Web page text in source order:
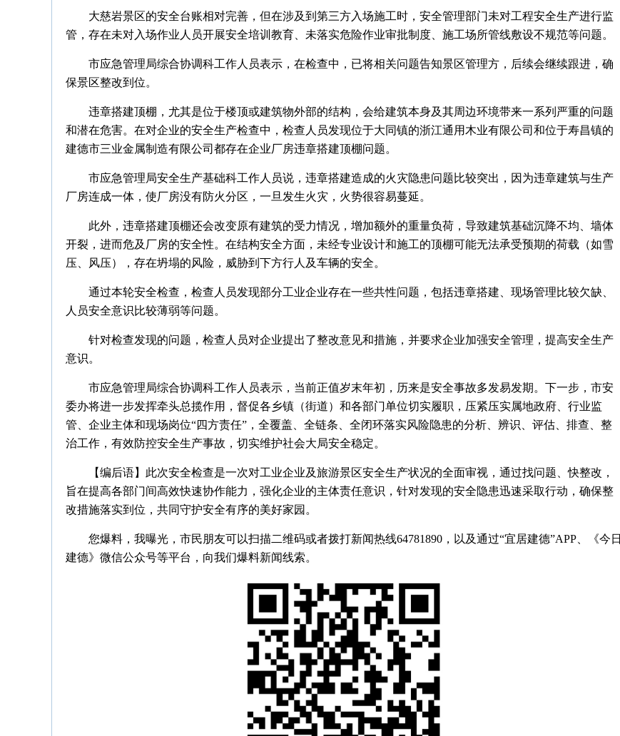
大慈岩景区的安全台账相对完善，但在涉及到第三方入场施工时，安全管理部门未对工程安全生产进行监
管，存在未对入场作业人员开展安全培训教育、未落实危险作业审批制度、施工场所管线敷设不规范等问题。
市应急管理局综合协调科工作人员表示，在检查中，已将相关问题告知景区管理方，后续会继续跟进，确
保景区整改到位。
违章搭建顶棚，尤其是位于楼顶或建筑物外部的结构，会给建筑本身及其周边环境带来一系列严重的问题
和潜在危害。在对企业的安全生产检查中，检查人员发现位于大同镇的浙江通用木业有限公司和位于寿昌镇的
建德市三业金属制造有限公司都存在企业厂房违章搭建顶棚问题。
市应急管理局安全生产基础科工作人员说，违章搭建造成的火灾隐患问题比较突出，因为违章建筑与生产
厂房连成一体，使厂房没有防火分区，一旦发生火灾，火势很容易蔓延。
此外，违章搭建顶棚还会改变原有建筑的受力情况，增加额外的重量负荷，导致建筑基础沉降不均、墙体
开裂，进而危及厂房的安全性。在结构安全方面，未经专业设计和施工的顶棚可能无法承受预期的荷载（如雪
压、风压），存在坍塌的风险，威胁到下方行人及车辆的安全。
通过本轮安全检查，检查人员发现部分工业企业存在一些共性问题，包括违章搭建、现场管理比较欠缺、
人员安全意识比较薄弱等问题。
针对检查发现的问题，检查人员对企业提出了整改意见和措施，并要求企业加强安全管理，提高安全生产
意识。
市应急管理局综合协调科工作人员表示，当前正值岁末年初，历来是安全事故多发易发期。下一步，市安
委办将进一步发挥牵头总揽作用，督促各乡镇（街道）和各部门单位切实履职，压紧压实属地政府、行业监
管、企业主体和现场岗位“四方责任”，全覆盖、全链条、全闭环落实风险隐患的分析、辨识、评估、排查、整
治工作，有效防控安全生产事故，切实维护社会大局安全稳定。
【编后语】此次安全检查是一次对工业企业及旅游景区安全生产状况的全面审视，通过找问题、快整改，
旨在提高各部门间高效快速协作能力，强化企业的主体责任意识，针对发现的安全隐患迅速采取行动，确保整
改措施落实到位，共同守护安全有序的美好家园。
您爆料，我曝光，市民朋友可以扫描二维码或者拨打新闻热线64781890，以及通过“宜居建德”APP、《今日
建德》微信公众号等平台，向我们爆料新闻线索。